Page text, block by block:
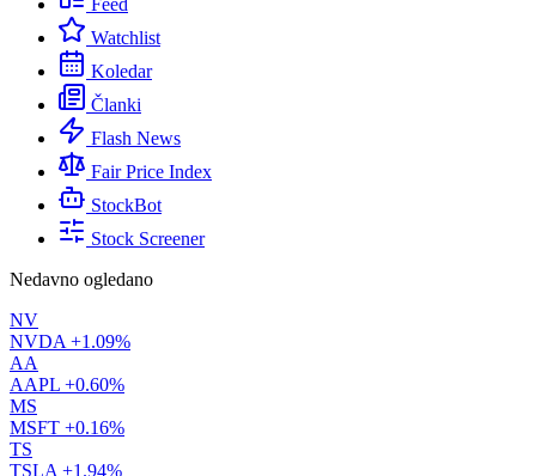
Feed
Watchlist
Koledar
Članki
Flash News
Fair Price Index
StockBot
Stock Screener
Nedavno ogledano
NV
NVDA +1.09%
AA
AAPL +0.60%
MS
MSFT +0.16%
TS
TSLA +1.94%